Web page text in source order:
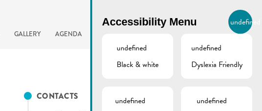
GALLERY AGENDA EN
BIERGER.REMICH.LU
CONTACTS
Accessibility Menu undefined
undefined
Black & white
undefined
Dyslexia Friendly
undefined
undefined